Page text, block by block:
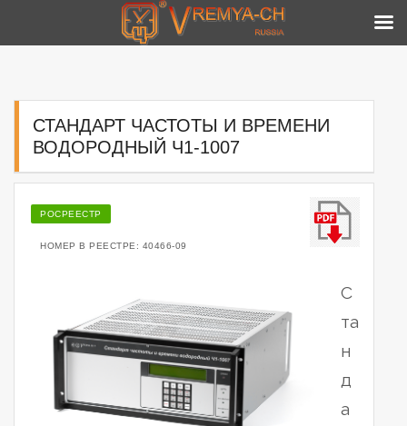
contentСТАНДАРТ ЧАСТОТЫ И ВРЕМЕНИ
ВОДОРОДНЫЙ Ч1-1007
РОСРЕЕСТР
НОМЕР В РЕЕСТРЕ: 40466-09
С
та
н
д
а